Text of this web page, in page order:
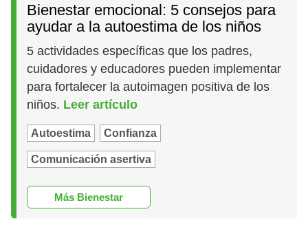
Bienestar emocional: 5 consejos para
ayudar a la autoestima de los niños
5 actividades específicas que los padres,
cuidadores y educadores pueden implementar
para fortalecer la autoimagen positiva de los
niños. Leer artículo
Autoestima Confianza
Comunicación asertiva
Más Bienestar